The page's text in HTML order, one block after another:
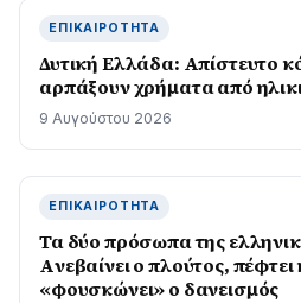
ΕΠΙΚΑΙΡΌΤΗΤΑ
Δυτική Ελλάδα: Απίστευτο
αρπάξουν χρήματα από
9 Αυγούστου 2026
ΕΠΙΚΑΙΡΌΤΗΤΑ
Τα δύο πρόσωπα της
Aνεβαίνει ο πλούτος,
«φουσκώνει» ο δανεισμός